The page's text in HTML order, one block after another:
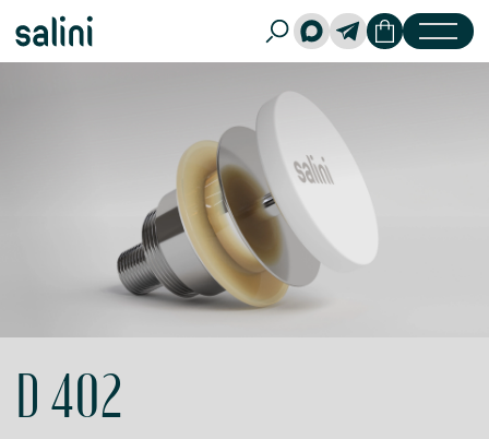
D 402